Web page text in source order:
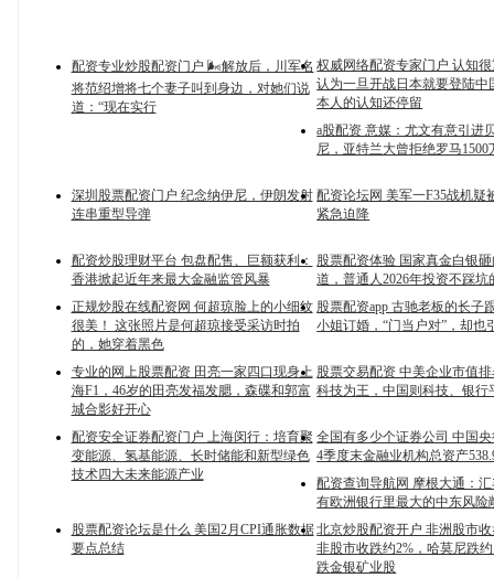
配资专业炒股配资门户 🌬解放后，川军名
将范绍增将七个妻子叫到身边，对她们说
道：“现在实行
权威网络配资专家门户 认知
认为一旦开战日本就要登陆中
本人的认知还停留
a股配资 意媒：尤文有意引进
尼，亚特兰大曾拒绝罗马1500
深圳股票配资门户 纪念纳伊尼，伊朗发射
连串重型导弹
配资论坛网 美军一F35战机疑
紧急迫降
配资炒股理财平台 包盘配售、巨额获利：
香港掀起近年来最大金融监管风暴
股票配资体验 国家真金白银
道，普通人2026年投资不踩坑
正规炒股在线配资网 何超琼脸上的小细纹
很美！ 这张照片是何超琼接受采访时拍
的，她穿着黑色
股票配资app 古驰老板的长子
小姐订婚，“门当户对”，却也
专业的网上股票配资 田亮一家四口现身上
海F1，46岁的田亮发福发腮，森碟和郭富
城合影好开心
股票交易配资 中美企业市值
科技为王，中国则科技、银行
配资安全证券配资门户 上海闵行：培育聚
变能源、氢基能源、长时储能和新型绿色
技术四大未来能源产业
全国有多少个证券公司 中国央
4季度末金融业机构总资产
配资查询导航网 摩根大通：
有欧洲银行里最大的中东风险
股票配资论坛是什么 美国2月CPI通胀数据
要点总结
北京炒股配资开户 非洲股市
非股市收跌约2%，哈莫尼跌
跌金银矿业股